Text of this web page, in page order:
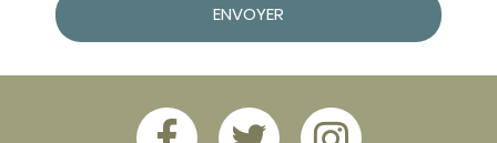
Chapitre 14
ENVOYER